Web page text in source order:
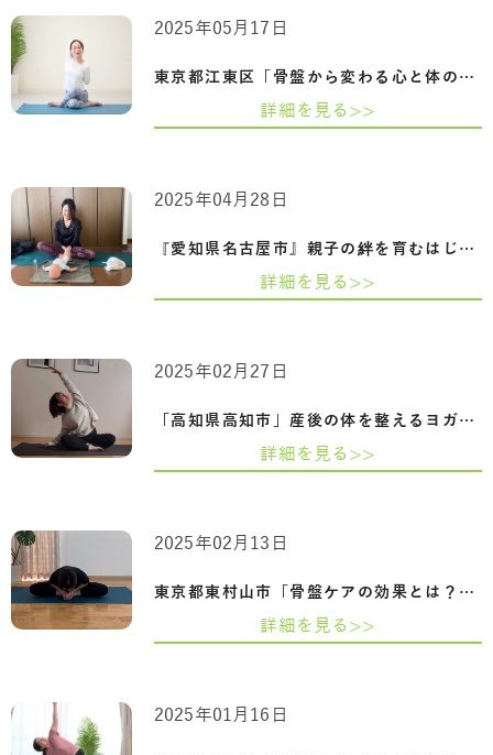
東京都江東区「骨盤から変わる心と体の整…
2025年05月17日
詳細を見る>>
『愛知県名古屋市』親子の絆を育むはじめ…
2025年04月28日
詳細を見る>>
「高知県高知市」産後の体を整えるヨガ-骨…
2025年02月27日
詳細を見る>>
東京都東村山市「骨盤ケアの効果とは？姿…
2025年02月13日
詳細を見る>>
2025年01月16日